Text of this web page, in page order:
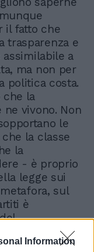
Information
il fatto che
trasparenza e
a
ma non per
politica costa.
che la
ne vivono. Non
le
la classe
la
- è proprio
legge sui
sul
è
di
naturalmente